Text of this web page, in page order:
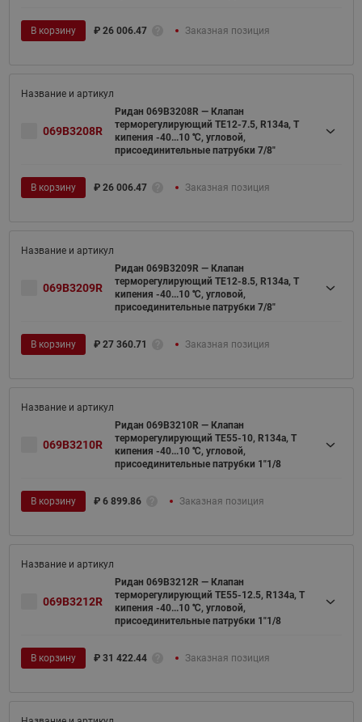
В корзину ₽ 26 006.47 Заказная позиция
069B3208R
Ридан 069B3208R — Клапан
терморегулирующий TE12-7.5, R134a, T
кипения -40...10 ℃, угловой,
присоединительные патрубки 7/8"
В корзину ₽ 26 006.47 Заказная позиция
069B3209R
Ридан 069B3209R — Клапан
терморегулирующий TE12-8.5, R134a, T
кипения -40...10 ℃, угловой,
присоединительные патрубки 7/8"
В корзину ₽ 27 360.71 Заказная позиция
069B3210R
Ридан 069B3210R — Клапан
терморегулирующий TE55-10, R134a, T
кипения -40...10 ℃, угловой,
присоединительные патрубки 1"1/8
В корзину ₽ 6 899.86 Заказная позиция
069B3212R
Ридан 069B3212R — Клапан
терморегулирующий TE55-12.5, R134a, T
кипения -40...10 ℃, угловой,
присоединительные патрубки 1"1/8
В корзину ₽ 31 422.44 Заказная позиция